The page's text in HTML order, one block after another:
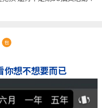
包
想不想要而已